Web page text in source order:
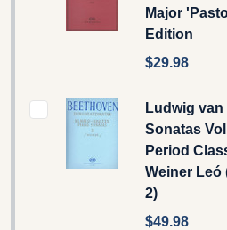
Major
Edition
$29.98
Ludwig
Sonatas
Period
Weiner Leó
2)
$49.98